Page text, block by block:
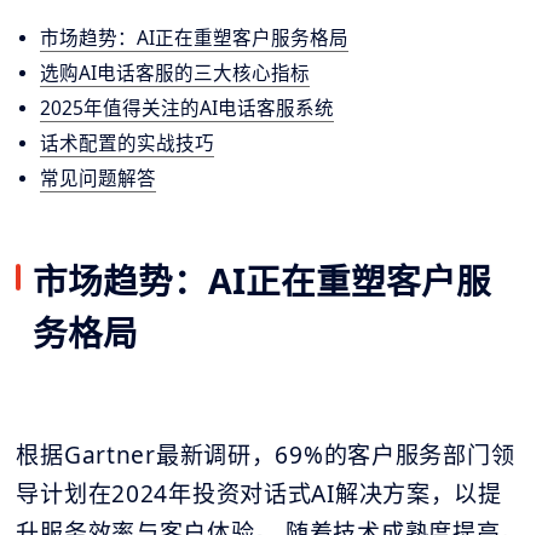
市场趋势：AI正在重塑客户服务格局
选购AI电话客服的三大核心指标
2025年值得关注的AI电话客服系统
话术配置的实战技巧
常见问题解答
市场趋势：AI正在重塑客户服
务格局
根据Gartner最新调研，69%的客户服务部门领
导计划在2024年投资对话式AI解决方案，以提